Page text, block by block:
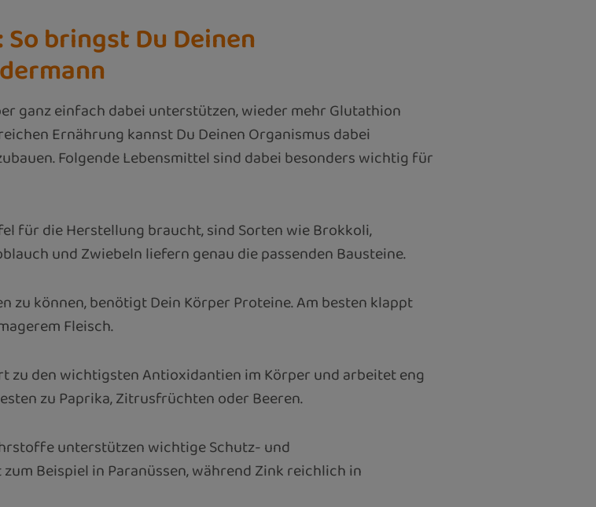
bringst Du Deinen
ganz einfach dabei unterstützen, wieder mehr Glutathion
Ernährung kannst Du Deinen Organismus dabei
Folgende Lebensmittel sind dabei besonders wichtig für
für die Herstellung braucht, sind Sorten wie Brokkoli,
und Zwiebeln liefern genau die passenden Bausteine.
zu können, benötigt Dein Körper Proteine. Am besten klappt
Fleisch.
zu den wichtigsten Antioxidantien im Körper und arbeitet eng
zu Paprika, Zitrusfrüchten oder Beeren.
unterstützen wichtige Schutz- und
Beispiel in Paranüssen, während Zink reichlich in